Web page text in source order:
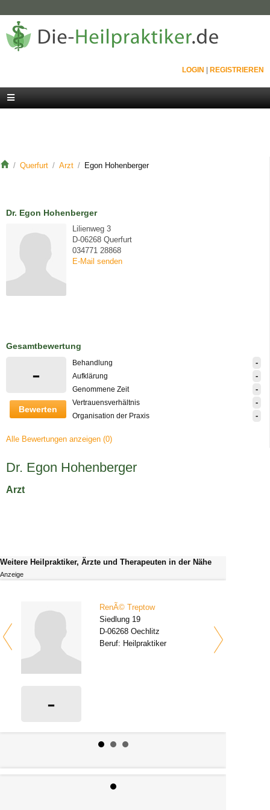
LOGIN REGISTRIEREN
Querfurt Arzt Egon Hohenberger
Dr. Egon Hohenberger
Lilienweg 3
D-06268 Querfurt
034771 28868
E-Mail senden
Gesamtbewertung
-
Bewerten
Behandlung -
Aufklärung -
Genommene Zeit -
Vertrauensverhältnis -
Organisation der Praxis -
Alle Bewertungen anzeigen (0)
Dr. Egon Hohenberger
Arzt
Weitere Heilpraktiker, Ärzte und Therapeuten in der Nähe
Anzeige
-
RenÃ© Treptow
Siedlung 19
D-06268 Oechlitz
Beruf: Heilpraktiker